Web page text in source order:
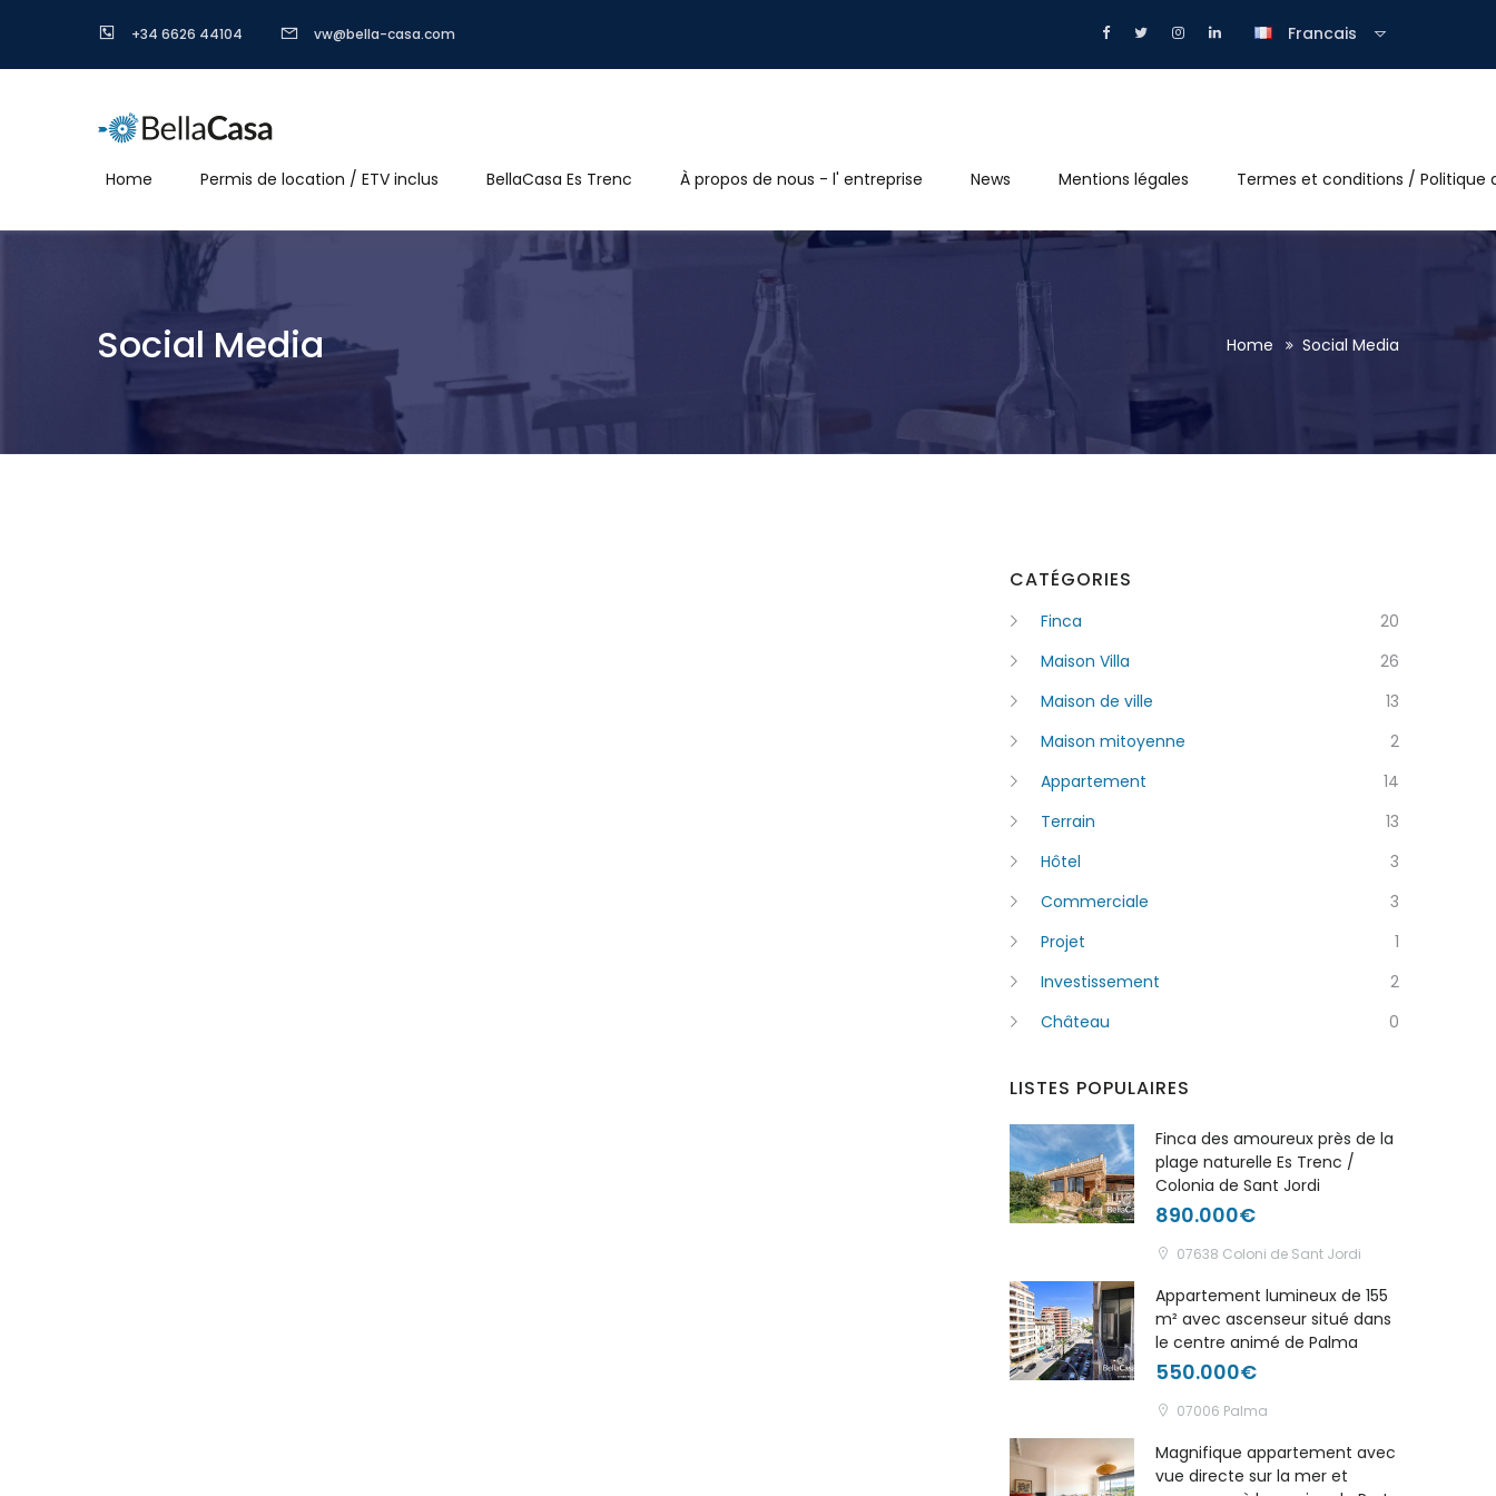
+34 6626 44104 vw@bella-casa.com Francais
Home Permis de location / ETV inclus BellaCasa Es Trenc À propos de nous - l' entreprise News Mentions légales Termes et conditions / Politique
Social Media Home Social Media
CATÉGORIES
Finca
20
Maison Villa
26
Maison de ville
13
Maison mitoyenne
2
Appartement
14
Terrain
13
Hôtel
3
Commerciale
3
Projet
1
Investissement
2
Château
0
LISTES POPULAIRES
Finca des amoureux près de la
plage naturelle Es Trenc /
Colonia de Sant Jordi
890.000€
07638 Coloni de Sant Jordi
Appartement lumineux de 155
m² avec ascenseur situé dans
le centre animé de Palma
550.000€
07006 Palma
Magnifique appartement avec
vue directe sur la mer et